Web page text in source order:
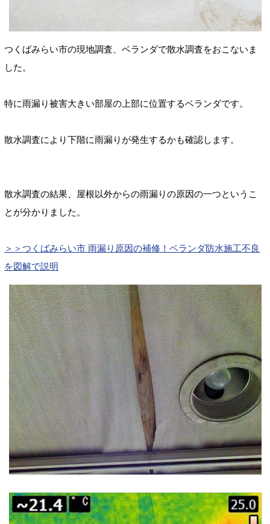
つくばみらい市の現地調査、ベランダで散水調査をおこないま
した。
特に雨漏り被害大きい部屋の上部に位置するベランダです。
散水調査により下階に雨漏りが発生するかも確認します。
散水調査の結果、屋根以外からの雨漏りの原因の一つというこ
とが分かり ました。
＞＞つくばみらい市 雨漏り原因の補修！ベランダ防水施工不良
を図解で説明